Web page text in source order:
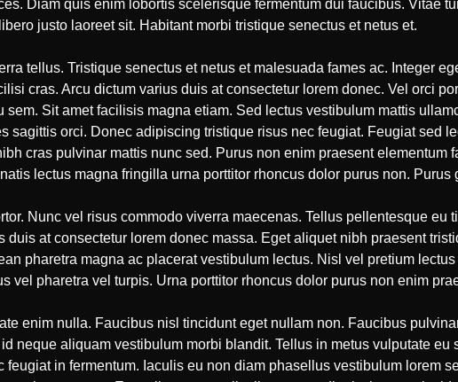
Diam quis enim lobortis scelerisque fermentum dui faucibus. Vitae
justo laoreet sit. Habitant morbi tristique senectus et netus et.
tellus. Tristique senectus et netus et malesuada fames ac. Integer
cras. Arcu dictum varius duis at consectetur lorem donec. Vel orci
Sit amet facilisis magna etiam. Sed lectus vestibulum mattis
sagittis orci. Donec adipiscing tristique risus nec feugiat. Feugiat sed
cras pulvinar mattis nunc sed. Purus non enim praesent elementum
lectus magna fringilla urna porttitor rhoncus dolor purus non. Purus
Nunc vel risus commodo viverra maecenas. Tellus pellentesque eu
at consectetur lorem donec massa. Eget aliquet nibh praesent
pharetra magna ac placerat vestibulum lectus. Nisl vel pretium
vel pharetra vel turpis. Urna porttitor rhoncus dolor purus non enim
enim nulla. Faucibus nisl tincidunt eget nullam non. Faucibus
neque aliquam vestibulum morbi blandit. Tellus in metus vulputate eu
in fermentum. Iaculis eu non diam phasellus vestibulum lorem